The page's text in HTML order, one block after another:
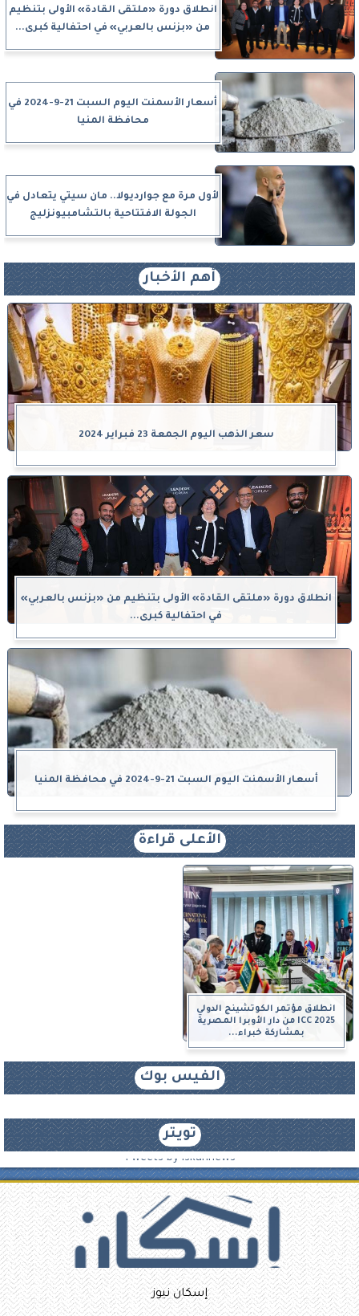
انطلاق دورة «ملتقى القادة» الأولى بتنظيم
من «بزنس بالعربي» في احتفالية كبرى...
أسعار الأسمنت اليوم السبت 21-9-2024 في
محافظة المنيا
لأول مرة مع جوارديولا.. مان سيتي يتعادل في
الجولة الافتتاحية بالتشامبيونزليج
أهم الأخبار
سعر الذهب اليوم الجمعة 23 فبراير 2024
انطلاق دورة «ملتقى القادة» الأولى بتنظيم من «بزنس بالعربي»
في احتفالية كبرى...
أسعار الأسمنت اليوم السبت 21-9-2024 في محافظة المنيا
الأعلى قراءة
انطلاق مؤتمر الكوتشينج الدولي
ICC 2025 من دار الأوبرا المصرية
بمشاركة خبراء...
الفيس بوك
تويتر
Tweets by iskannews
إسكان نيوز